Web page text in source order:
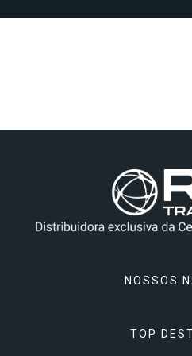
NOSSOS
Celebrity
TOP